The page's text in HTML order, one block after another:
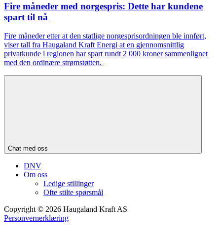
Fire måneder med norgespris: Dette har kundene
spart til nå
Fire måneder etter at den statlige norgesprisordningen ble innført,
viser tall fra Haugaland Kraft Energi at en gjennomsnittlig
privatkunde i regionen har spart rundt 2 000 kroner sammenlignet
med den ordinære strømstøtten.
Chat med oss
DNV
Om oss
Ledige stillinger
Ofte stilte spørsmål
Copyright © 2026 Haugaland Kraft AS
Personvernerklæring